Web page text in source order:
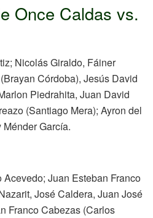
Once Caldas vs.
Nicolás Giraldo, Fáiner
Córdoba), Jesús David
Piedrahita, Juan David
(Santiago Mera); Ayron del
García.
Acevedo; Juan Esteban Franco
José Caldera, Juan José
Franco Cabezas (Carlos